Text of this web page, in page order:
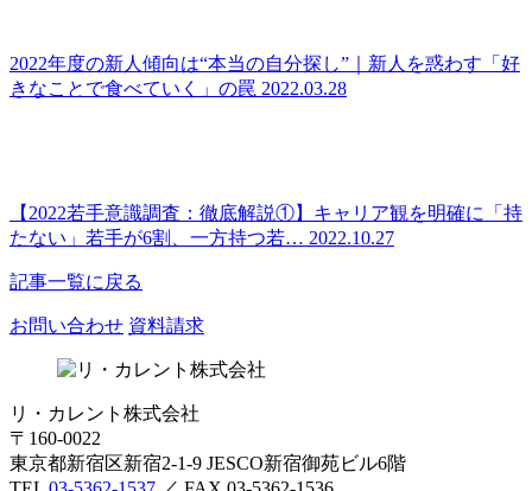
2022年度の新人傾向は“本当の自分探し”｜新人を惑わす「好
きなことで食べていく」の罠 2022.03.28
【2022若手意識調査：徹底解説①】キャリア観を明確に「持
たない」若手が6割、一方持つ若… 2022.10.27
記事一覧に戻る
お問い合わせ 資料請求
リ・カレント株式会社
〒160-0022
東京都新宿区新宿2-1-9 JESCO新宿御苑ビル6階